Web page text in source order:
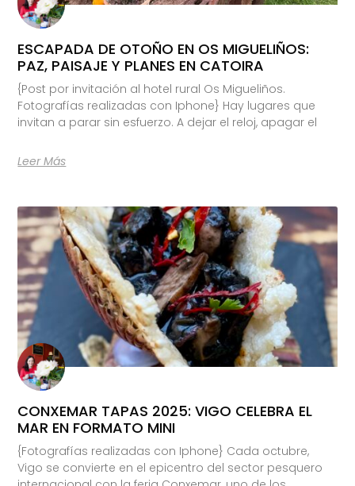
ESCAPADA DE OTOÑO EN OS MIGUELIÑOS:
PAZ, PAISAJE Y PLANES EN CATOIRA
{Post por invitación al hotel rural Os Migueliños.
Fotografías realizadas con Iphone} Hay lugares que
invitan a parar sin esfuerzo. A dejar el reloj, apagar el
Leer Más
CONXEMAR TAPAS 2025: VIGO CELEBRA EL
MAR EN FORMATO MINI
{Fotografías realizadas con Iphone} Cada octubre,
Vigo se convierte en el epicentro del sector pesquero